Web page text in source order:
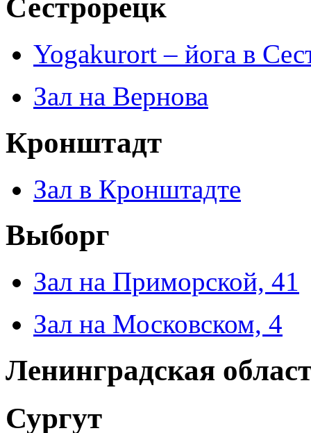
Сестрорецк
Yogakurort – йога в
Зал на Вернова
Кронштадт
Зал в Кронштадте
Выборг
Зал на Приморской, 41
Зал на Московском, 4
Ленинградская
Сургут